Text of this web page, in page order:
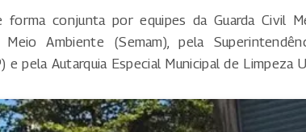
conjunta por equipes da Guarda Civil
Ambiente (Semam), pela
e pela Autarquia Especial Municipal de Limpeza